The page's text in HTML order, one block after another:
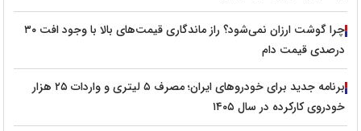
چرا گوشت ارزان نمی‌شود؟ راز ماندگاری قیمت‌های بالا با وجود افت ۳۰
درصدی قیمت دام
برنامه جدید برای خودروهای ایران؛ مصرف ۵ لیتری و واردات ۲۵ هزار
خودروی کارکرده در سال ۱۴۰۵